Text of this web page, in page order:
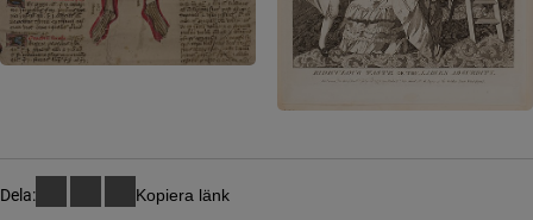
Dela: Kopiera länk